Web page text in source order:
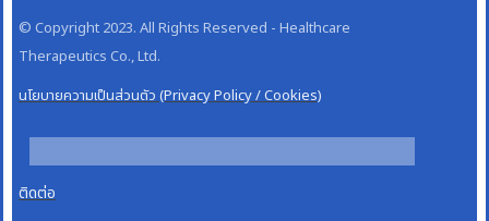
© Copyright 2023. All Rights Reserved - Healthcare
Therapeutics Co., Ltd.
นโยบายความเป็นส่วนตัว (Privacy Policy / Cookies)
ติดต่อ